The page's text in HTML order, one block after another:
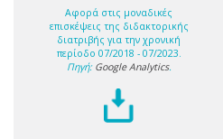
Αφορά στις μοναδικές
επισκέψεις της διδακτορικής
διατριβής για την χρονική
περίοδο 07/2018 - 07/2023.
Πηγή: Google Analytics.